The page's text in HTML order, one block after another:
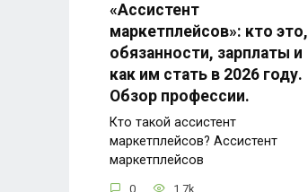
«Ассистент
маркетплейсов»: кто это,
обязанности, зарплаты и
как им стать в 2026 году.
Обзор профессии.
Кто такой ассистент
маркетплейсов? Ассистент
маркетплейсов
0 1.7k.